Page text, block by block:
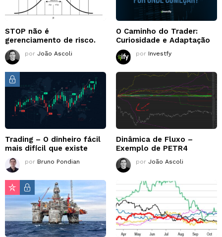
STOP não é
gerenciamento de risco.
por João Ascoli
O Caminho do Trader:
Curiosidade e Adaptação
por Investfy
Trading – O dinheiro fácil
mais difícil que existe
por Bruno Pondian
Dinâmica de Fluxo –
Exemplo de PETR4
por João Ascoli